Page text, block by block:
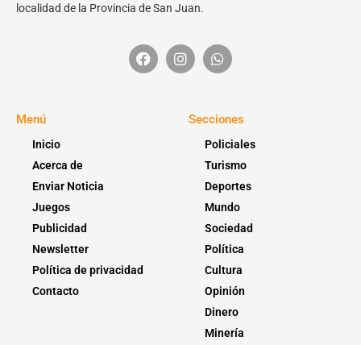
localidad de la Provincia de San Juan.
Menú
Inicio
Acerca de
Enviar Noticia
Juegos
Publicidad
Newsletter
Política de privacidad
Contacto
Secciones
Policiales
Turismo
Deportes
Mundo
Sociedad
Política
Cultura
Opinión
Dinero
Minería